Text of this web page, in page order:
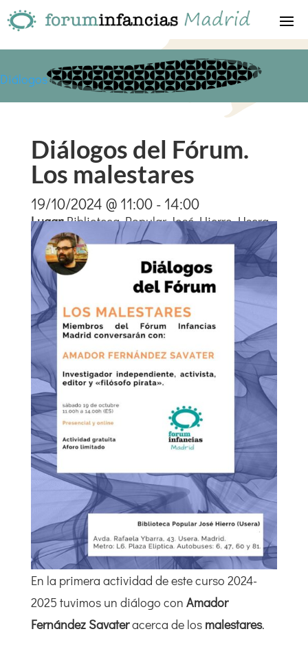
Diálogos
Diálogos del Fórum.
Los malestares
19/10/2024 @ 11:00 - 14:00
Lugar:Biblioteca Popular José Hierro. Usera.
En la primera actividad de este curso 2024-
2025 tuvimos un diálogo con Amador
Fernández Savateracerca de los malestares.